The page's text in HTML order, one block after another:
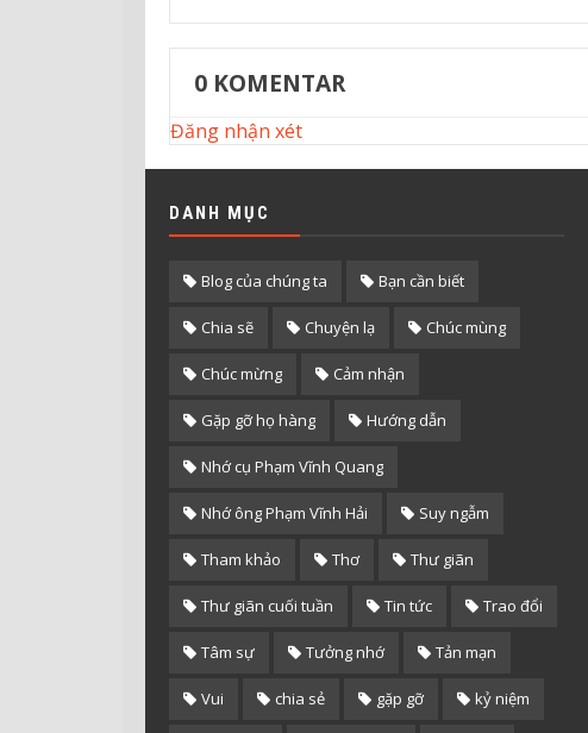
0 KOMENTAR
Đăng nhận xét
DANH MỤC
Blog của chúng ta Bạn cần biết
Chia sẽ Chuyện lạ Chúc mùng
Chúc mừng Cảm nhận
Gặp gỡ họ hàng Hướng dẫn
Nhớ cụ Phạm Vĩnh Quang
Nhớ ông Phạm Vĩnh Hải Suy ngẫm
Tham khảo Thơ Thư giãn
Thư giãn cuối tuần Tin tức Trao đổi
Tâm sự Tưởng nhớ Tản mạn
Vui chia sẻ gặp gỡ kỷ niệm